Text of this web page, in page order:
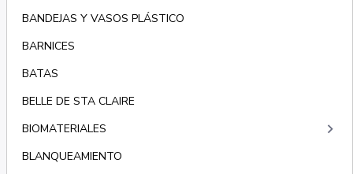
BANDEJAS Y VASOS PLÁSTICO
BARNICES
BATAS
BELLE DE STA CLAIRE
BIOMATERIALES
keyboard_arrow_right
BLANQUEAMIENTO